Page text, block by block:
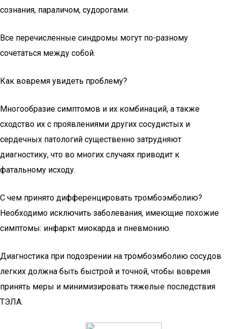
сознания, параличом, судорогами.
Все перечисленные синдромы могут по-разному
сочетаться между собой.
Как вовремя увидеть проблему?
Многообразие симптомов и их комбинаций, а также
сходство их с проявлениями других сосудистых и
сердечных патологий существенно затрудняют
диагностику, что во многих случаях приводит к
фатальному исходу.
С чем принято дифференцировать тромбоэмболию?
Необходимо исключить заболевания, имеющие похожие
симптомы: инфаркт миокарда и пневмонию.
Диагностика при подозрении на тромбоэмболию сосудов
легких должна быть быстрой и точной, чтобы вовремя
принять меры и минимизировать тяжелые последствия
ТЭЛА.